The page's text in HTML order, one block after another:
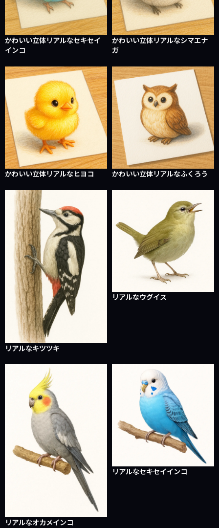
かわいい立体リアルなセキセイ
インコ
かわいい立体リアルなシマエナ
ガ
かわいい立体リアルなヒヨコ かわいい立体リアルなふくろう
リアルなキツツキ
リアルなウグイス
リアルなオカメインコ
リアルなセキセイインコ